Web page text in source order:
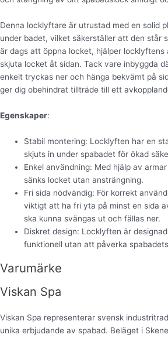
Denna locklyftare är utrustad med en solid
under badet, vilket säkerställer att den står
är dags att öppna locket, hjälper locklyftens
skjuta locket åt sidan. Tack vare inbyggda
enkelt tryckas ner och hänga bekvämt på
ger dig obehindrat tillträde till ett
Egenskaper:
Stabil montering: Locklyften har en
skjuts in under spabadet för ökad
Enkel användning: Med hjälp av
sänks locket utan ansträngning.
Fri sida nödvändig: För korrekt
viktigt att ha fri yta på minst en sida
ska kunna svängas ut och fällas ner.
Diskret design: Locklyften är
funktionell utan att påverka
Varumärke
Viskan Spa
Viskan Spa representerar svensk
unika erbjudande av spabad. Beläget i